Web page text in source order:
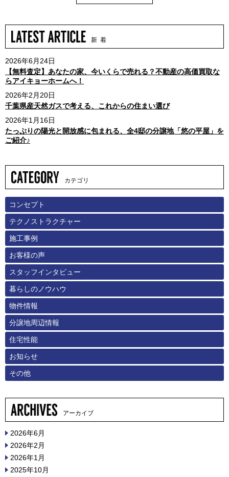
新 着
2026年6月24日
【無料査定】あなたの家、今いくらで売れる？不動産の高価買取な
らアイキョーホームへ！
2026年2月20日
千葉県産天然ガスで考える、これからの住まい選び
2026年1月16日
たっぷりの陽光と開放感に包まれる、全4邸の分譲地「悠の平屋」を
ご紹介♪
カテゴリ
コンセプト
テクノストラクチャー
施工事例
お客様の声
スタッフインタビュー
暮らしのノウハウ
物件情報
分譲地周辺情報
住宅性能
お知らせ
その他
アーカイブ
2026年6月
2026年2月
2026年1月
2025年10月